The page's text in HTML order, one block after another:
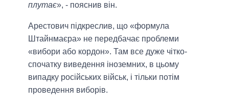
плутає», - пояснив він.
Арестович підкреслив, що «формула
Штайнмаєра» не передбачає проблеми
«вибори або кордон». Там все дуже чітко-
спочатку виведення іноземних, в цьому
випадку російських військ, і тільки потім
проведення виборів.